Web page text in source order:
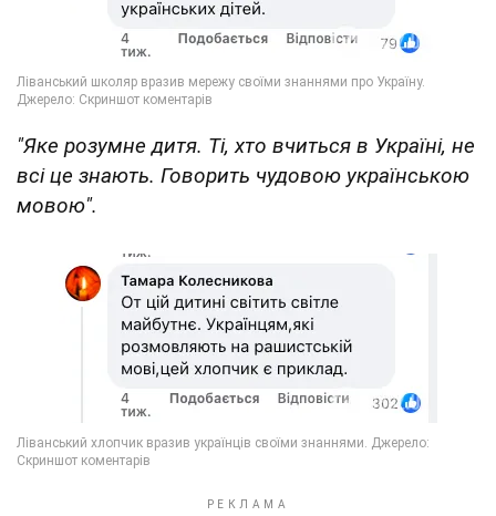
"Яке розумне дитя. Ті, хто вчиться в Україні, не
всі це знають. Говорить чудовою українською
мовою".